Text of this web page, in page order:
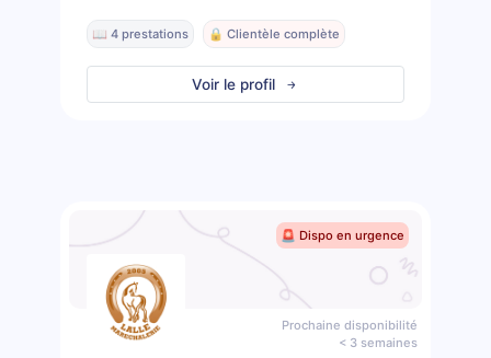
📖 4 prestations 🔒 Clientèle complète
Voir le profil
🚨 Dispo en urgence
Prochaine disponibilité
< 3 semaines